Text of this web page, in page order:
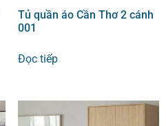
Tủ quần áo Cần Thơ 2 cánh
001
Đọc tiếp